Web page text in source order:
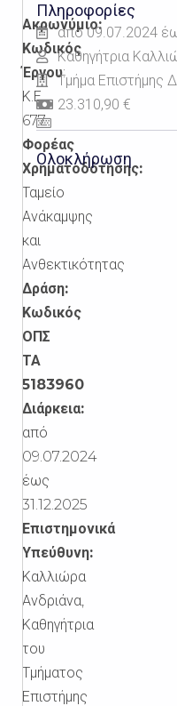
Ακρωνύμιο:
Κωδικός
Έργου:
Κ.Ε.
677
Φορέας
Χρηματοδότησης:
Ταμείο
Ανάκαμψης
και
Ανθεκτικότητας
Δράση:
Κωδικός
ΟΠΣ
ΤΑ
5183960
Διάρκεια:
από
09.07.2024
έως
31.12.2025
Επιστημονικά
Υπεύθυνη:
Καλλιώρα
Ανδριάνα,
Καθηγήτρια
του
Τμήματος
Επιστήμης
Πληροφορίες
από 09.07.2024
Καθηγήτρια
Τμήμα Επιστήμης
23.310,90 €
Ολοκλήρωση